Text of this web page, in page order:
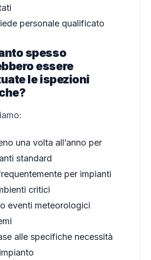
personale qualificato
spesso
essere
le ispezioni
una volta all’anno per
standard
per impianti
critici
eventi meteorologici
alle specifiche necessità